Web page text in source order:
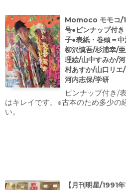
Momoco モモコ/
号●ピンナップ付
子●表紙・巻頭＝
柳沢慎吾/杉浦幸/
理絵/山中すみか/
村あすか/山口リ
河内志保/学研
ピンナップ付き/
はキレイです。※古本のため多少の
い。
【月刊明星/1991